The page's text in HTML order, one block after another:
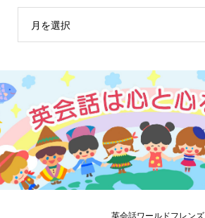
月を選択
英会話ワールドフレンズ